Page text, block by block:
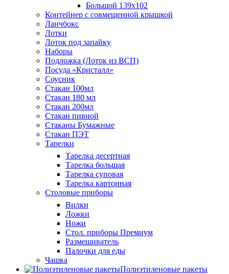
Большой 139х102
Контейнер с совмещенной крышкой
Ланчбокс
Лотки
Лоток под запайку
Наборы
Подложка (Лоток из ВСП)
Посуда «Кристалл»
Соусник
Стакан 100мл
Стакан 180 мл
Стакан 200мл
Стакан пивной
Стаканы Бумажные
Стакан ПЭТ
Тарелки
Тарелка десертная
Тарелка большая
Тарелка суповая
Тарелка картонная
Столовые приборы
Вилки
Ложки
Ножи
Стол. приборы Премиум
Размешиватель
Палочки для еды
Чашка
Полиэтиленовые пакеты